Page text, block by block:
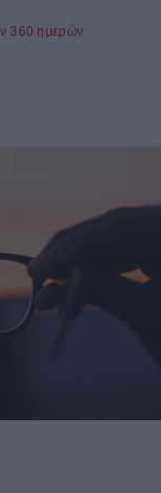
360 ημερών